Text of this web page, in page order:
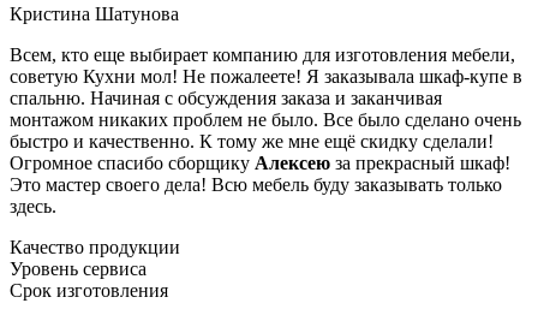
Кристина Шатунова
Всем, кто еще выбирает компанию для изготовления мебели,
советую Кухни мол! Не пожалеете! Я заказывала шкаф-купе в
спальню. Начиная с обсуждения заказа и заканчивая
монтажом никаких проблем не было. Все было сделано очень
быстро и качественно. К тому же мне ещё скидку сделали!
Огромное спасибо сборщику Алексею за прекрасный шкаф!
Это мастер своего дела! Всю мебель буду заказывать только
здесь.
Качество продукции
Уровень сервиса
Срок изготовления